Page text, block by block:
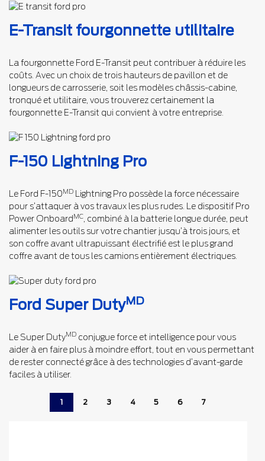
E-Transit fourgonnette utilitaire
La fourgonnette Ford E-Transit peut contribuer à réduire les
coûts. Avec un choix de trois hauteurs de pavillon et de
longueurs de carrosserie, soit les modèles châssis-cabine,
tronqué et utilitaire, vous trouverez certainement la
fourgonnette E-Transit qui convient à votre entreprise.
F-150 Lightning Pro
Le Ford F-150MD
Lightning Pro possède la force nécessaire
pour s’attaquer à vos travaux les plus rudes. Le dispositif Pro
Power OnboardMC , combiné à la batterie longue durée, peut
alimenter les outils sur votre chantier jusqu’à trois jours, et
son coffre avant ultrapuissant électrifié est le plus grand
coffre avant de tous les camions entièrement électriques.
Ford Super DutyMD
Le Super DutyMD conjugue force et intelligence pour vous
aider à en faire plus à moindre effort, tout en vous permettant
de rester connecté grâce à des technologies d’avant-garde
faciles à utiliser.
1 2 3 4 5 6 7